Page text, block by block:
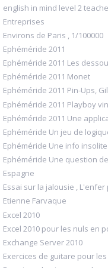
english in mind level 2
Entreprises
Environs de Paris , 1/100000
Ephéméride 2011
Ephéméride 2011 Les
Ephéméride 2011 Monet
Ephéméride 2011 Pin-Ups,
Ephéméride 2011 Playboy
Ephéméride 2011 Une
Ephéméride Un jeu de
Ephéméride Une info
Ephéméride Une question
Espagne
Essai sur la jalousie ,
Etienne Farvaque
Excel 2010
Excel 2010 pour les nuls en
Exchange Server 2010
Exercices de guitare pour